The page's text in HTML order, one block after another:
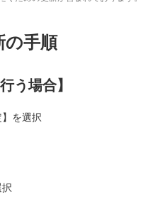
の手順
う場合】
を選択
択